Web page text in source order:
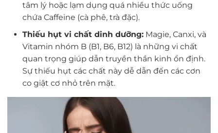
tâm lý hoặc lạm dụng quá nhiều thức uống
chứa Caffeine (cà phê, trà đặc).
Thiếu hụt vi chất dinh dưỡng:Magie, Canxi, và
Vitamin nhóm B (B1, B6, B12) là những vi chất
quan trọng giúp dẫn truyền thần kinh ổn định.
Sự thiếu hụt các chất này dễ dẫn đến các cơn
co giật cơ nhỏ trên mặt.